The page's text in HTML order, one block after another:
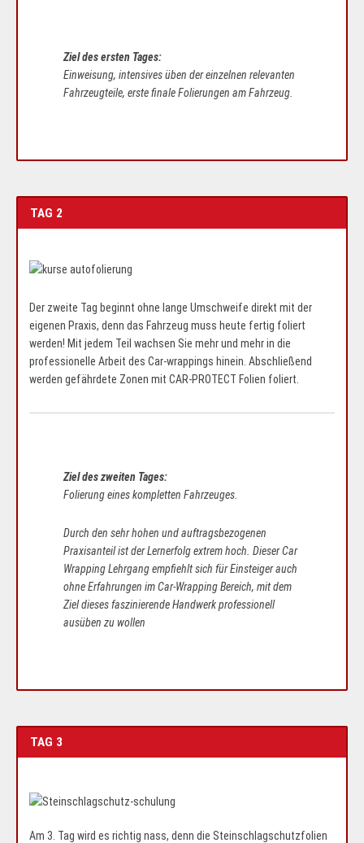
Ziel des ersten Tages:
Einweisung, intensives üben der einzelnen relevanten
Fahrzeugteile, erste finale Folierungen am Fahrzeug.
TAG 2
Der zweite Tag beginnt ohne lange Umschweife direkt mit der
eigenen Praxis, denn das Fahrzeug muss heute fertig foliert
werden! Mit jedem Teil wachsen Sie mehr und mehr in die
professionelle Arbeit des Car-wrappings hinein. Abschließend
werden gefährdete Zonen mit CAR-PROTECT Folien foliert.
Ziel des zweiten Tages:
Folierung eines kompletten Fahrzeuges.
Durch den sehr hohen und auftragsbezogenen
Praxisanteil ist der Lernerfolg extrem hoch. Dieser Car
Wrapping Lehrgang empfiehlt sich für Einsteiger auch
ohne Erfahrungen im Car-Wrapping Bereich, mit dem
Ziel dieses faszinierende Handwerk professionell
ausüben zu wollen
TAG 3
Am 3. Tag wird es richtig nass, denn die Steinschlagschutzfolien